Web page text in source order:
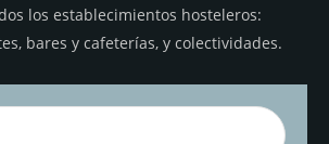
los establecimientos hosteleros:
bares y cafeterías, y colectividades.